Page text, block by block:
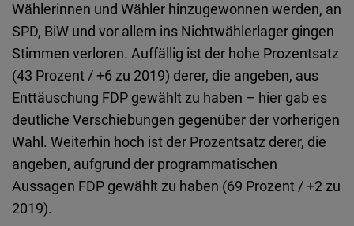
Wählerinnen und Wähler hinzugewonnen werden, an
SPD, BiW und vor allem ins Nichtwählerlager gingen
Stimmen verloren. Auffällig ist der hohe Prozentsatz
(43 Prozent / +6 zu 2019) derer, die angeben, aus
Enttäuschung FDP gewählt zu haben – hier gab es
deutliche Verschiebungen gegenüber der vorherigen
Wahl. Weiterhin hoch ist der Prozentsatz derer, die
angeben, aufgrund der programmatischen
Aussagen FDP gewählt zu haben (69 Prozent / +2 zu
2019).